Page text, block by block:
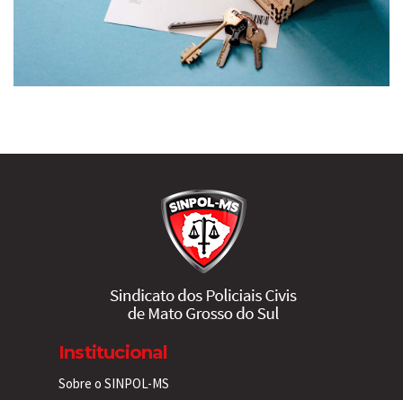
Institucional
Sobre o SINPOL-MS